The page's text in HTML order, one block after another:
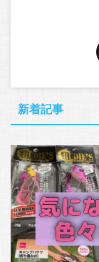
新着記事